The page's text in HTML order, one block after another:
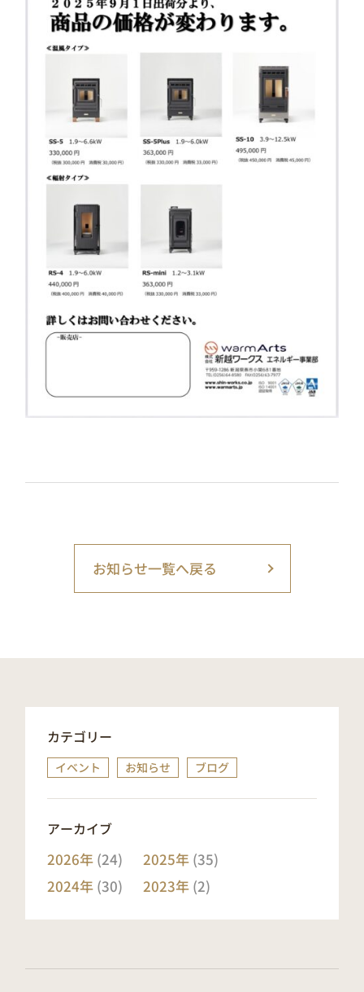
お知らせ一覧へ戻る
カテゴリー
イベント お知らせ ブログ
アーカイブ
2026年 (24) 2025年 (35)
2024年 (30) 2023年 (2)